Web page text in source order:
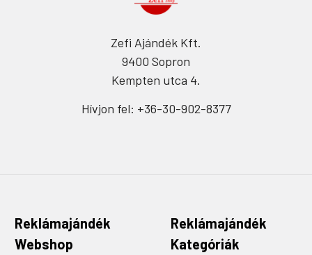
Zefi Ajándék Kft.
9400 Sopron
Kempten utca 4.
Hívjon fel: +36-30-902-8377
Reklámajándék
Webshop
Reklámajándék
Kategóriák